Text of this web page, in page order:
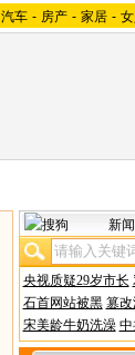
汽车 - 房产 - 家居 -
新闻
央视质疑29岁市长
石首网站被黑 篡
宋美龄牛奶洗澡 中